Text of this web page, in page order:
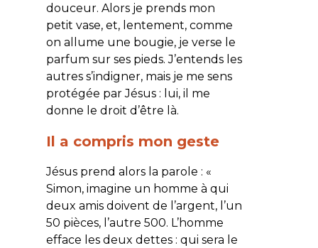
douceur. Alors je prends mon
petit vase, et, lentement, comme
on allume une bougie, je verse le
parfum sur ses pieds. J’entends les
autres s’indigner, mais je me sens
protégée par Jésus : lui, il me
donne le droit d’être là.
Il a compris mon geste
Jésus prend alors la parole : «
Simon, imagine un homme à qui
deux amis doivent de l’argent, l’un
50 pièces, l’autre 500. L’homme
efface les deux dettes : qui sera le